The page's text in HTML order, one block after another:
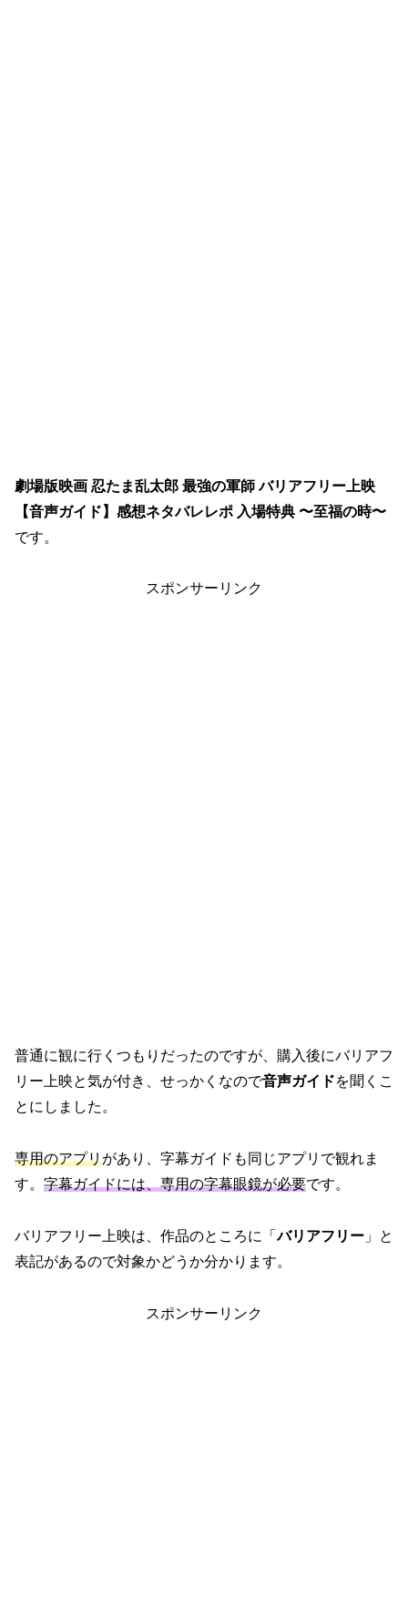
劇場版映画 忍たま乱太郎 最強の軍師 バリアフリー上映
【音声ガイド】感想ネタバレレポ 入場特典 〜至福の時〜
です。
スポンサーリンク
普通に観に行くつもりだったのですが、購入後にバリアフ
リー上映と気が付き、せっかくなので音声ガイドを聞くこ
とにしました。
専用のアプリがあり、字幕ガイドも同じアプリで観れま
す。 字幕ガイドには、専用の字幕眼鏡が必要です。
バリアフリー上映は、作品のところに「バリアフリー 」と
表記があるので対象かどうか分かります。
スポンサーリンク